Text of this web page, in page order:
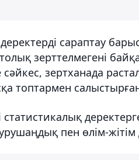
сараптау
зерттелмегені
сәйкес, зертханада
топтармен
статистикалық
пен өлім-жітім